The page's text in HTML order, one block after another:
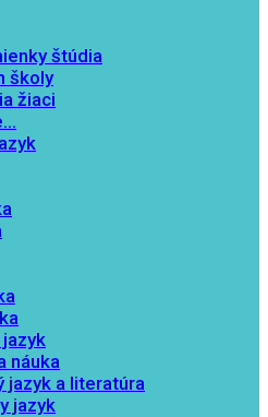
štúdia
školy
žiaci
náuka
jazyk a literatúra
jazyk